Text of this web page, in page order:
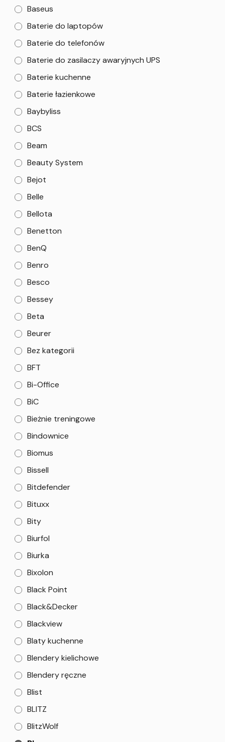
Baseus
Baterie do laptopów
Baterie do telefonów
Baterie do zasilaczy awaryjnych UPS
Baterie kuchenne
Baterie łazienkowe
Baybyliss
BCS
Beam
Beauty System
Bejot
Belle
Bellota
Benetton
BenQ
Benro
Besco
Bessey
Beta
Beurer
Bez kategorii
BFT
Bi-Office
BiC
Bieżnie treningowe
Bindownice
Biomus
Bissell
Bitdefender
Bituxx
Bity
Biurfol
Biurka
Bixolon
Black Point
Black&Decker
Blackview
Blaty kuchenne
Blendery kielichowe
Blendery ręczne
Blist
BLITZ
BlitzWolf